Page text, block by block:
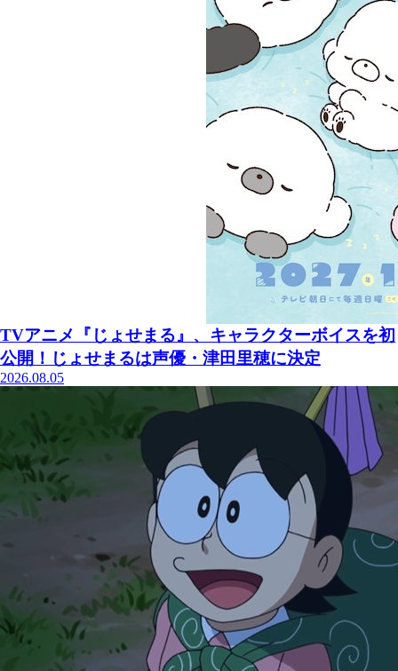
TVアニメ『じょせまる』、キャラクターボイスを初
公開！じょせまるは声優・津田里穂に決定
2026.08.05